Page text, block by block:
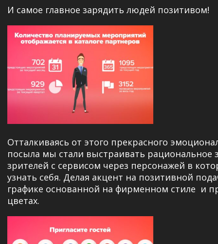
И самое главное зарядить людей позитивом!
Отталкиваясь от этого прекрасного
посыла мы стали выстраивать рациональное
зрителей с сервисом через персонажей в
узнать себя. Делая акцент на позитивной
графике основанной на фирменном стиле и
цветах.